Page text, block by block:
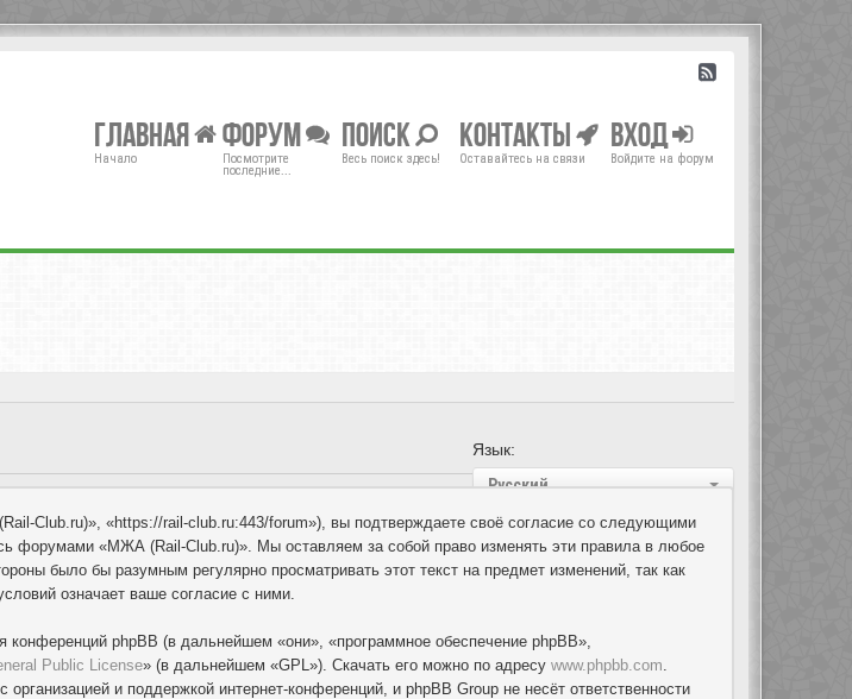
Главная
Начало
Форум
Посмотрите
последние...
Поиск
Весь поиск здесь!
Контакты
Оставайтесь на связи
Вход
Войдите на форум
Язык:
Русский
«https://rail-club.ru:443/forum»), вы подтверждаете своё согласие со следующими
форумами «МЖА (Rail-Club.ru)». Мы оставляем за собой право изменять эти правила в любое
было бы разумным регулярно просматривать этот текст на предмет изменений, так как
означает ваше согласие с ними.
phpBB (в дальнейшем «они», «программное обеспечение phpBB»,
Public License» (в дальнейшем «GPL»). Скачать его можно по адресу www.phpbb.com.
и поддержкой интернет-конференций, и phpBB Group не несёт ответственности